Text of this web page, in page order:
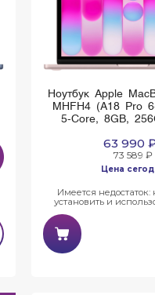
Ноутбук Apple
MHFH4 (A18 Pro
5-Core, 8GB,
63 990
73 589 ₽
Цена
Имеется
установить и